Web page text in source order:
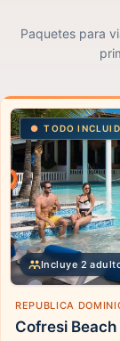
Paquetes para
TODO
Incluye 2
REPUBLICA
Cofresi Beach